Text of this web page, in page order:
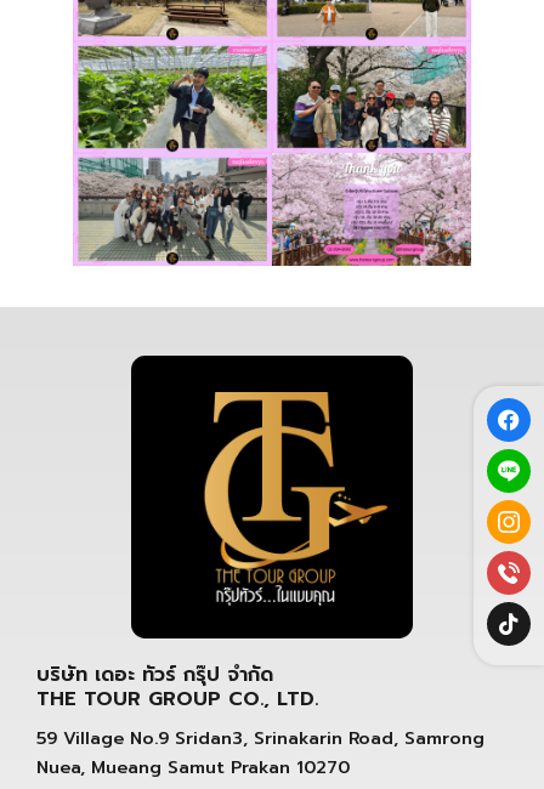
บริษัท เดอะ ทัวร์ กรุ๊ป จำกัด
THE TOUR GROUP CO., LTD.
59 Village No.9 Sridan3, Srinakarin Road, Samrong
Nuea, Mueang Samut Prakan 10270